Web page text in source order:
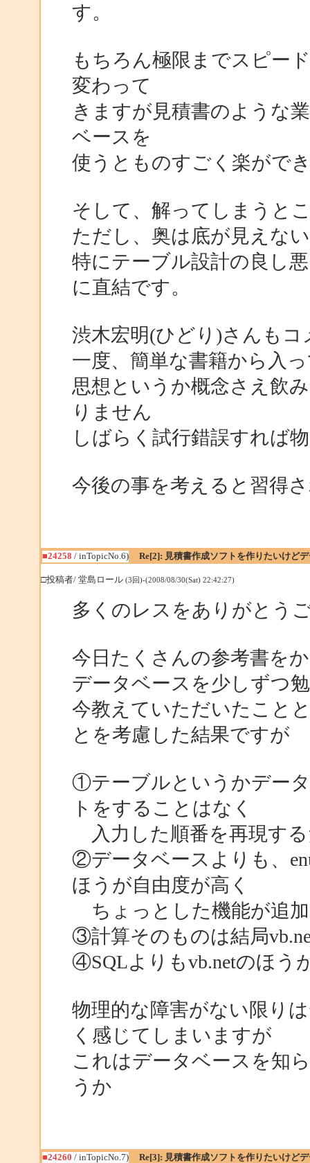
す。
もちろん極限までスピー
変わって
きますが見積書のような
ベースを
使うとものすごく楽がで
そして、解ってしまうと
ただし、奥は底が見えな
特にテーブル設計の良し
に直結です。
渋木宏明(ひどり)さんも
一度、簡単な書籍から入
思想というか概念さえ飲
りません
しばらく試行錯誤すれば
今後の事を考えると習得
■24258 / inTopicNo.6) Re[2]: 見積書作成ソフトを作りたいけど
□投稿者/ 堂島ロール (3回)-(2008/08/30(Sat) 22:42:27)
多くのレスをありがとう
今日たくさんの参考書を
データベースを少しずつ
今教えていただいたこと
とを考慮した結果ですが
①テーブルというかデー
トをすることはなく
入力した順番を再現す
②データベースよりも、
ほうが自由度が高く
ちょっとした機能が追
③計算そのものは結局
④SQLよりもvb.netのほう
物理的な障害がない限り
く感じてしまいますが
これはデータベースを知
うか
■24260 / inTopicNo.7) Re[3]: 見積書作成ソフトを作りたいけど